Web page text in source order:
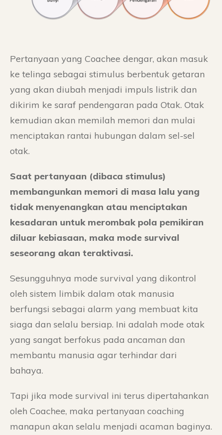
Pertanyaan yang Coachee dengar, akan masuk
ke telinga sebagai stimulus berbentuk getaran
yang akan diubah menjadi impuls listrik dan
dikirim ke saraf pendengaran pada Otak. Otak
kemudian akan memilah memori dan mulai
menciptakan rantai hubungan dalam sel-sel
otak.
Saat pertanyaan (dibaca stimulus)
membangunkan memori di masa lalu yang
tidak menyenangkan atau menciptakan
kesadaran untuk merombak pola pemikiran
diluar kebiasaan, maka mode survival
seseorang akan teraktivasi.
Sesungguhnya mode survival yang dikontrol
oleh sistem limbik dalam otak manusia
berfungsi sebagai alarm yang membuat kita
siaga dan selalu bersiap. Ini adalah mode otak
yang sangat berfokus pada ancaman dan
membantu manusia agar terhindar dari
bahaya.
Tapi jika mode survival ini terus dipertahankan
oleh Coachee, maka pertanyaan coaching
manapun akan selalu menjadi acaman baginya.